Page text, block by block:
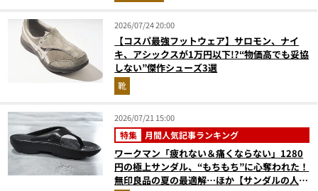
2026/07/24 20:00
【コスパ最強フットウェア】サロモン、ナイ
キ、アシックスが1万円以下!?“物価高でも妥協
しない”傑作シューズ3選
靴
2026/07/21 15:00
特集 月間人気記事ランキング
ワークマン「疲れない＆痛くならない」1280
円の極上サンダル、“もちもち”に心奪われた！
無印良品の夏の最適解…ほか【サンダルの人気